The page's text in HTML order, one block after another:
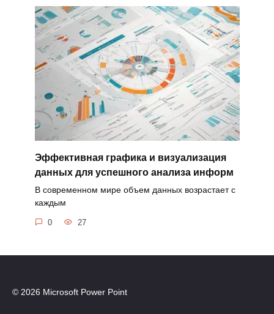
Эффективная графика и визуализация
данных для успешного анализа информ
В современном мире объем данных возрастает с
каждым
0 27
© 2026 Microsoft Power Point